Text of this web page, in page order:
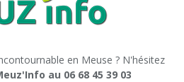
en Meuse ? N'hésitez
au 06 68 45 39 03